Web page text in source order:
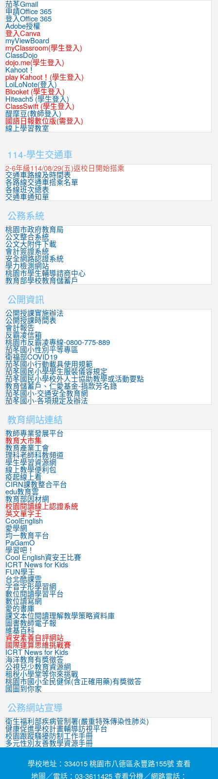
茄苳Gmail
申請Office 365
登入Office 365
Adobe授權
登入Canva
myViewBoard
myClassroom(學生登入)
ClassDojo
dojo.me(學生登入)
Kahoot！
play Kahoot！(學生登入)
LoiLoNote(登入)
Blooket (學生登入)
Hiteach5 (學生登入)
ClassSwift (學生登入)
醍摩豆(教師登入)
國語日報數位版(需登入)
線上學習教室
114-學生交通車
2-6年級114/08/29(五)返校日開始搭乘
交通車路線及時間表
各路線交通車搭乘名單
各線班次總表
交通車通知單
公務系統
桃園市政府教育局
公文整合系統
公文大附件下載
會計簽證系統
安全網路認證系統
學力檢測網站
桃園市學生輔導諮商中心
教育部學校教育儲蓄戶
公開資訊
公開授課實施辦法
公開授課時間表
會計報告
反霸凌信箱
桃園市反霸凌專線-0800-775-889
茄苳國小性別平等專區
衛福部COVID19
茄苳國小行動載具使用規範
茄苳國民小學學生服裝儀容規定
茄苳國民小學校外人士協助教學或活動要點
教育儲蓄戶、仁愛基金-捐款芳名錄
茄苳國小-交通安全教育網
茄苳國小-各項規定及辦法
教育網站連結
教師專業發展平台
教育大市集
教育產業工會
理科老師科教頻道
學生學習資源網
線上教學便利包
疫起線上看
CIRN課教整合平台
edu教育雲
教育部因材網
校園閱讀線上認證系統
英文單字王
CoolEnglish
愛學網
均一教育平台
PaGamO
學習吧！
Cool English資安王比賽
ICRT News for Kids
FUN學王
台北酷課雲
字音字形學習網
數位閱讀學習平台
數位讀寫網
愛的書庫
課文本位閱讀理解教學策略資料庫
圖書教師電子報
維基百科
資安素養自評網站
國際運算思維挑戰賽
ICRT News for Kids
海洋教育有獎徵答
公視兒少教育資源網
租稅小學堂等你來挑戰
桃園市國小全民健保(含正確用藥)有獎徵答
國圖到你家
公務網站宣導
衛生福利部疾病管制署(嚴重特殊傳染性肺炎)
健康促進學校計畫輔導訪視平台
校園跟蹤騷擾防制工作手冊
多元性別友善教學資源手冊
學校地址：334015 桃園市八德區永豐路155號 查看
地圖／電話：03-3611425 查看分機／網路電話：